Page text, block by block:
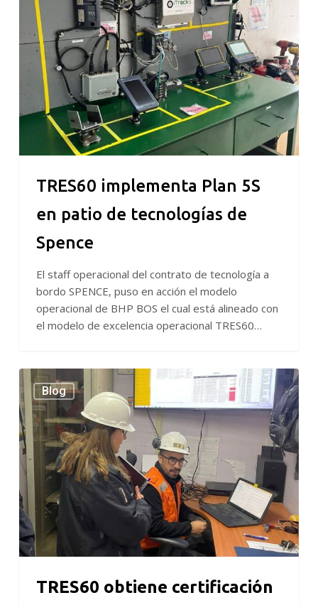
Plan
en
patio
tecnologías
de
Spence
TRES60 implementa Plan 5S
en patio de tecnologías de
Spence
El staff operacional del contrato de tecnología a
bordo SPENCE, puso en acción el modelo
operacional de BHP BOS el cual está alineado con
el modelo de excelencia operacional TRES60…
TRES60
obtiene
certificación
en
trinorma
ISO
de
calidad,
medio
ambiente
y
Blog
TRES60 obtiene certificación